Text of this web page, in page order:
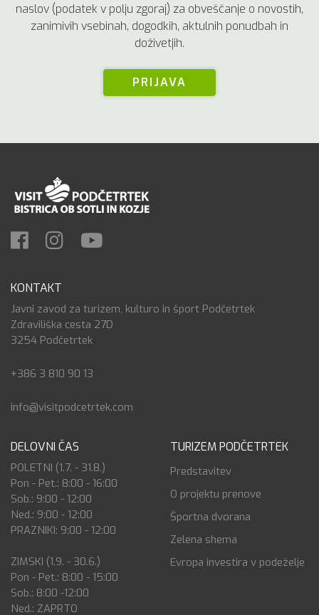
naslov (podatek v polju zgoraj) za obveščanje o novostih,
zanimivih vsebinah, dogodkih, aktulnih ponudbah in
doživetjih.
PRIJAVA
KONTAKT
Javni zavod za turizem, kulturo in šport Podčetrtek
Zdraviliška cesta 27D
3254 Podčetrtek
+386 3 810 90 13
info@visitpodcetrtek.com
DELOVNI ČAS
POLETNI (1.7. - 31.8.)
Pon - Pet.: 8:00 - 16:00
Sob.: 9:00 - 12:00
Ned.: 9:00 - 12:00
PRAZNIKI: 9:00 - 12:00
ZIMSKI (1.9. - 30.6.)
Pon - Pet.: 8:00 - 15:00
Sob.: 8:00 -12:00
Ned.: ZAPRTO
TURIZEM PODČETRTEK
Predstavitev
O projektu prenove
Športna dvorana
Zelena shema
Evropa investira v podeželje